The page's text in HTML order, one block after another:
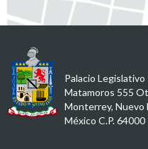
Palacio Legislativo
Matamoros 555
Monterrey, Nuevo
México C.P. 64000